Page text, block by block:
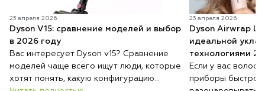
23 апреля 2026
Dyson V15: сравнение моделей и выбор
в 2026 году
Вас интересует Dyson v15? Сравнение
моделей чаще всего ищут люди, которые
хотят понять, какую конфигурацию
23 апреля 2026
Dyson Airwrap
идеальной
технологиями
Если у вас
приборы быстро